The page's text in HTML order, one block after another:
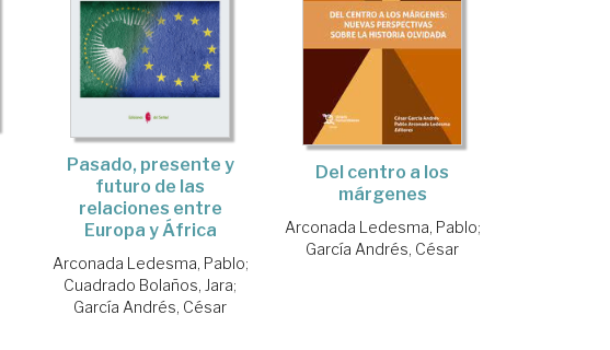
Pasado, presente y
futuro de las
relaciones entre
Europa y África
Arconada Ledesma, Pablo;
Cuadrado Bolaños, Jara;
García Andrés, César
Del centro a los
márgenes
Arconada Ledesma, Pablo;
García Andrés, César